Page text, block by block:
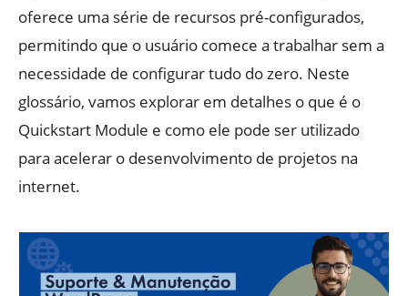
oferece uma série de recursos pré-configurados,
permitindo que o usuário comece a trabalhar sem a
necessidade de configurar tudo do zero. Neste
glossário, vamos explorar em detalhes o que é o
Quickstart Module e como ele pode ser utilizado
para acelerar o desenvolvimento de projetos na
internet.